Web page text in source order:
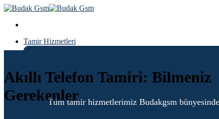
Skip
content
Tamir Hizmetleri
Tüm tamir hizmetlerimiz Budakgsm bünyesinde
Akıllı Telefon Tamiri: Bilmeniz
Gerekenler